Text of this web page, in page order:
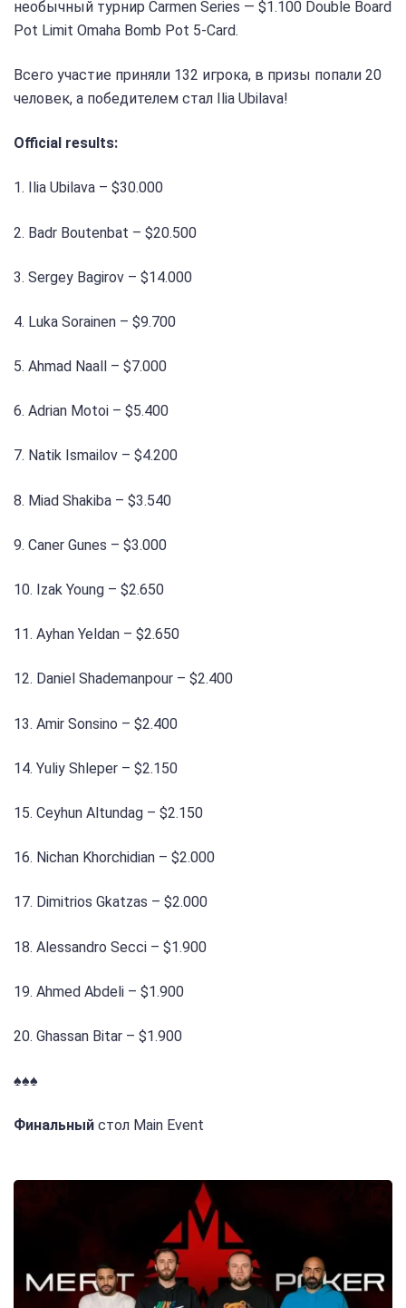
необычный турнир Carmen Series — $1.100 Double Board
Pot Limit Omaha Bomb Pot 5-Card.
Всего участие приняли 132 игрока, в призы попали 20
человек, а победителем стал Ilia Ubilava!
Official results:
1. Ilia Ubilava – $30.000
2. Badr Boutenbat – $20.500
3. Sergey Bagirov – $14.000
4. Luka Sorainen – $9.700
5. Ahmad Naall – $7.000
6. Adrian Motoi – $5.400
7. Natik Ismailov – $4.200
8. Miad Shakiba – $3.540
9. Caner Gunes – $3.000
10. Izak Young – $2.650
11. Ayhan Yeldan – $2.650
12. Daniel Shademanpour – $2.400
13. Amir Sonsino – $2.400
14. Yuliy Shleper – $2.150
15. Ceyhun Altundag – $2.150
16. Nichan Khorchidian – $2.000
17. Dimitrios Gkatzas – $2.000
18. Alessandro Secci – $1.900
19. Ahmed Abdeli – $1.900
20. Ghassan Bitar – $1.900
♠️♠️♠️
Финальный стол Main Event